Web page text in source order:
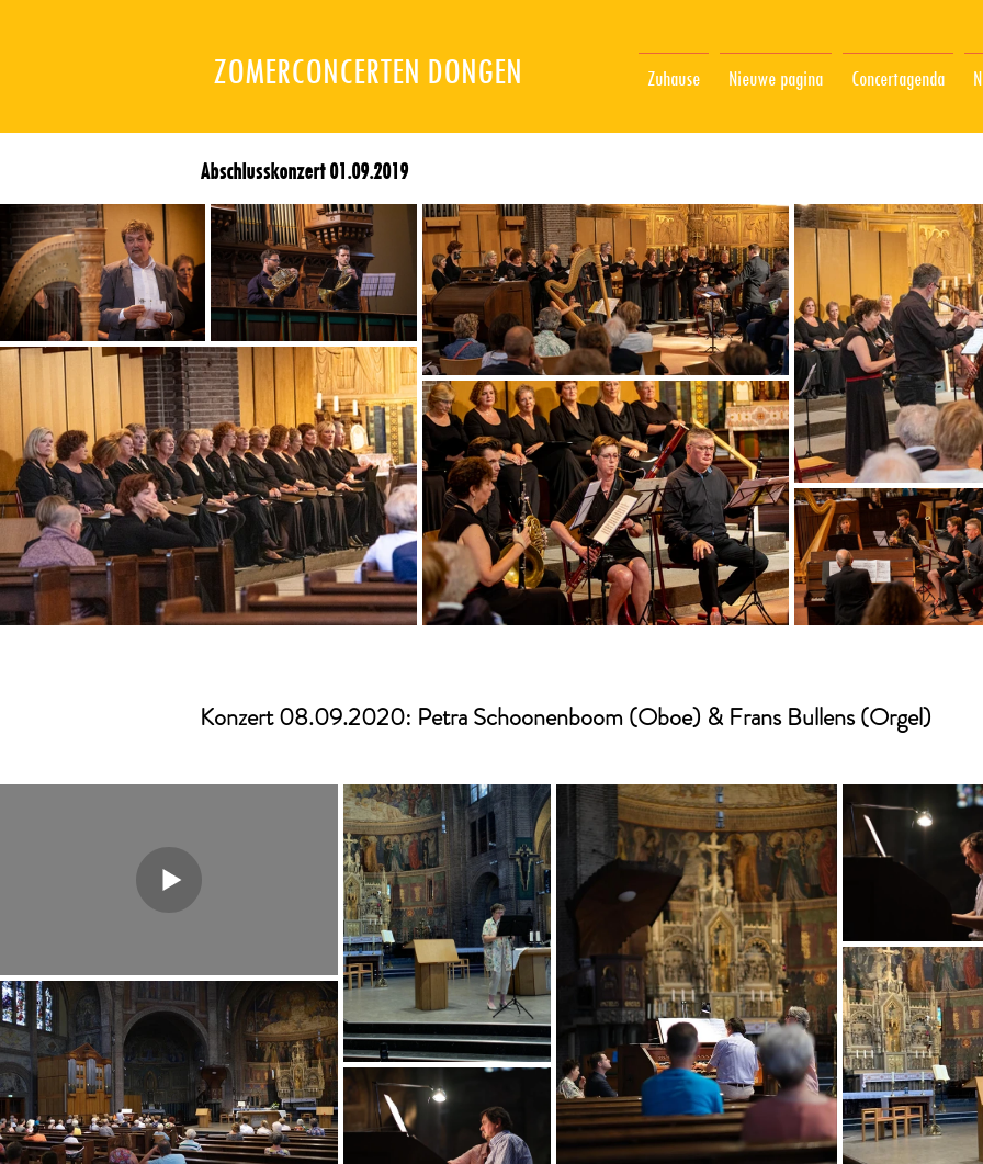
ZOMERCONCERTEN DONGEN Zuhause Nieuwe pagina Concertagenda
Abschlusskonzert 01.09.2019
Konzert 08.09.2020: Petra Schoonenboom (Oboe) & Frans Bullens (Orgel)